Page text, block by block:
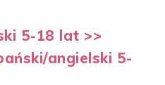
5-18 lat >>
angielski 5-